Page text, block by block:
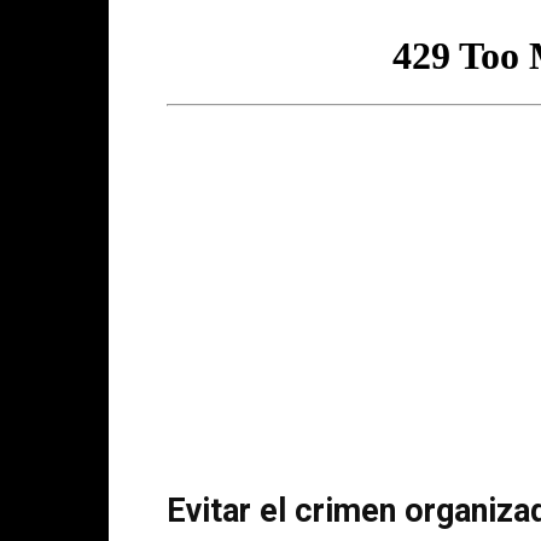
Evitar el crimen